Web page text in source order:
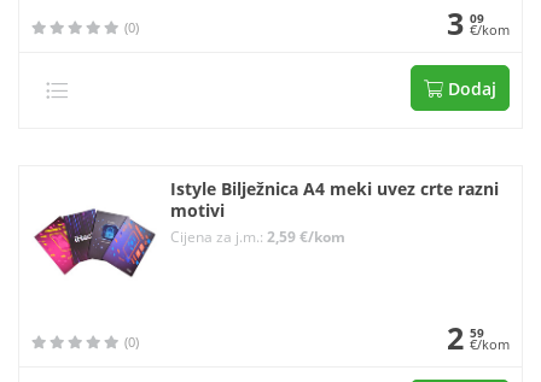
(0) 3 09
€/kom
Dodaj
Istyle Bilježnica A4 meki uvez crte razni
motivi
Cijena za j.m.:2,59 €/kom
(0) 2 59
€/kom